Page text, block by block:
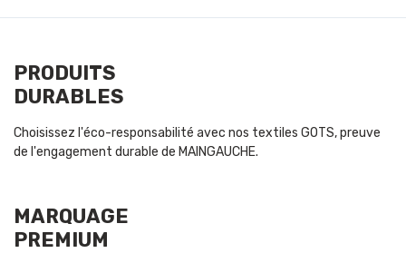
PRODUITS
DURABLES
Choisissez l'éco-responsabilité avec nos textiles GOTS, preuve
de l'engagement durable de MAINGAUCHE.
MARQUAGE
PREMIUM